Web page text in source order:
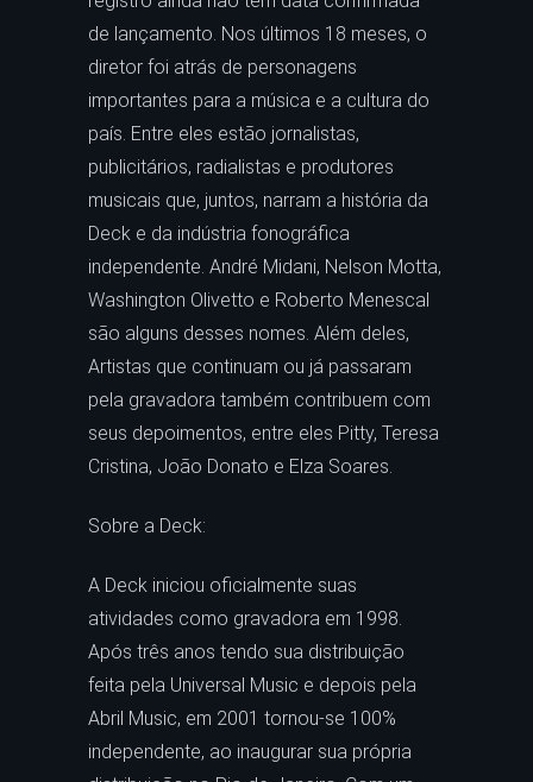
de lançamento. Nos últimos 18 meses, o
diretor foi atrás de personagens
importantes para a música e a cultura do
país. Entre eles estão jornalistas,
publicitários, radialistas e produtores
musicais que, juntos, narram a história da
Deck e da indústria fonográfica
independente. André Midani, Nelson Motta,
Washington Olivetto e Roberto Menescal
são alguns desses nomes. Além deles,
Artistas que continuam ou já passaram
pela gravadora também contribuem com
seus depoimentos, entre eles Pitty, Teresa
Cristina, João Donato e Elza Soares.
Sobre a Deck:
A Deck iniciou oficialmente suas
atividades como gravadora em 1998.
Após três anos tendo sua distribuição
feita pela Universal Music e depois pela
Abril Music, em 2001 tornou-se 100%
independente, ao inaugurar sua própria